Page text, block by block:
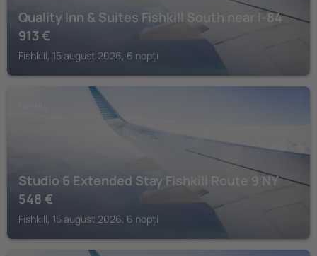
Quality Inn & Suites Fishkill South near I-84
913 €
Fishkill, 15 august 2026, 6 nopți
Studio 6 Extended Stay Fishkill Route 9 NY
548 €
Fishkill, 15 august 2026, 6 nopți